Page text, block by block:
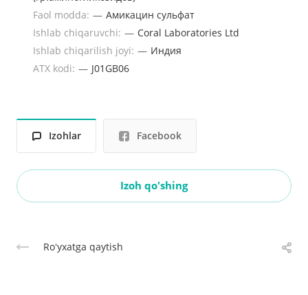
Faol modda: — Амикацин сульфат
Ishlab chiqaruvchi: — Coral Laboratories Ltd
Ishlab chiqarilish joyi: — Индия
ATX kodi: — J01GB06
Izohlar Facebook
Izoh qo'shing
Roʻyxatga qaytish